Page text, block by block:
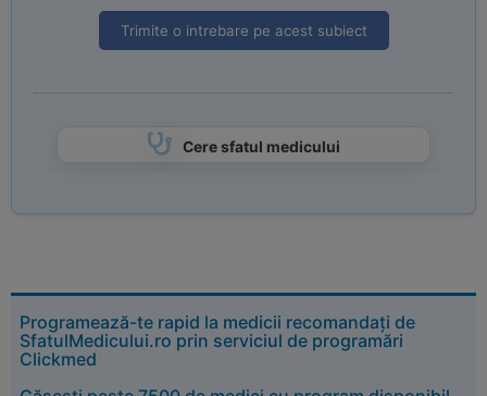
Trimite o intrebare pe acest subiect
Cere sfatul medicului
Programează-te rapid la medicii recomandați de
SfatulMedicului.ro prin serviciul de programări
Clickmed